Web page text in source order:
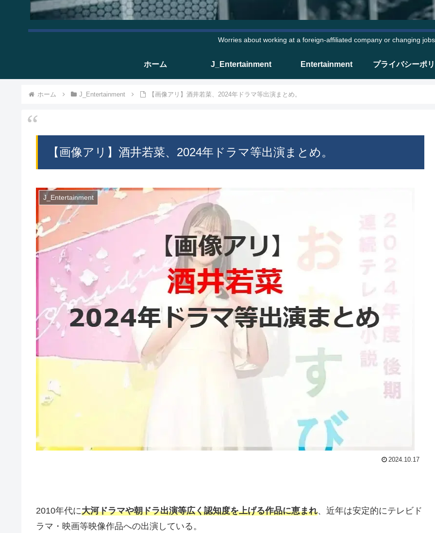
Worries about working at a foreign-affiliated company or changing jobs
ホーム J_Entertainment Entertainment プライバシーポ
ホーム J_Entertainment 【画像アリ】酒井若菜、2024年ドラマ等出演まとめ。
【画像アリ】酒井若菜、2024年ドラマ等出演まとめ。
J_Entertainment
2024.10.17
2010年代に大河ドラマや朝ドラ出演等広く認知度を上げる作品に恵まれ、近年は安定的にテレビド
ラマ・映画等映像作品への出演している。